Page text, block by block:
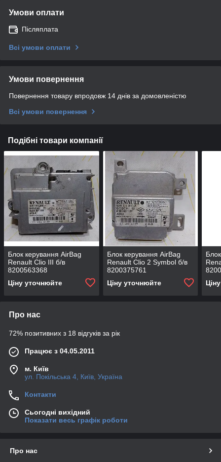
Умови оплати
Післяплата
Всі умови оплати
Умови повернення
Повернення товару впродовж 14 днів за домовленістю
Всі умови повернення
Подібні товари компанії
Блок керування AirBag
Renault Clio III б/в
8200563368
Ціну уточнюйте
Блок керування AirBag
Renault Clio 2 Symbol б/в
8200375761
Ціну уточнюйте
Про нас
72% позитивних з 18 відгуків за рік
Працює з 04.05.2011
м. Київ
ул. Покільська 4, Київ, Україна
Контакти
Сьогодні вихідний
Показати весь графік роботи
Про нас